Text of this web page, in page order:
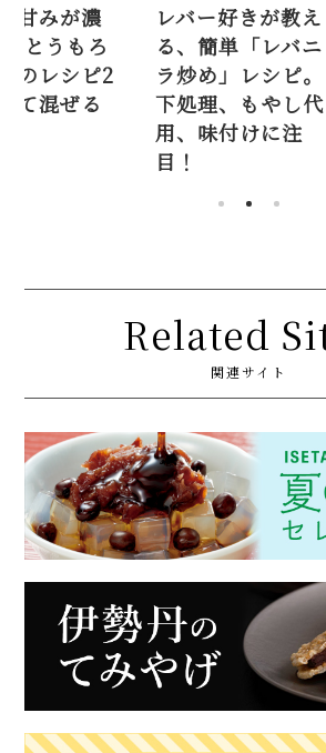
甘みが濃
とうもろ
のレシピ2
て混ぜる
レバー好きが教え
る、簡単「レバニ
ラ炒め」レシピ。
下処理、もやし代
用、味付けに注
目！
Related
関連サイト